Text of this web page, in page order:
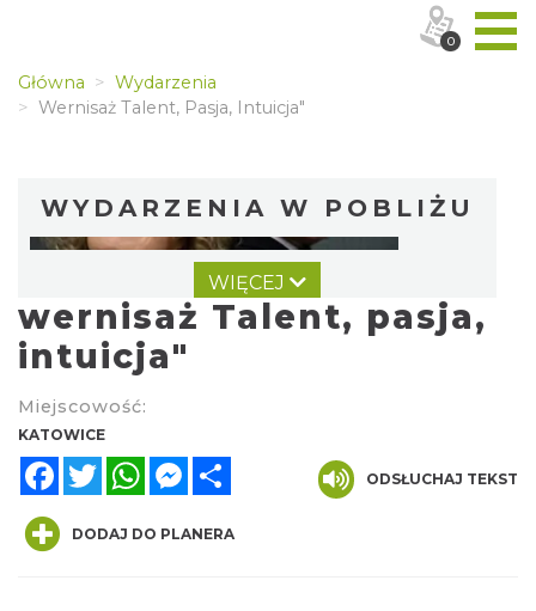
Główna
Wydarzenia
Wernisaż Talent, Pasja, Intuicja"
WYDARZENIA W POBLIŻU
Alicja Majewska & Włodzimierz Korcz &
Warsaw String Quartet - Jubileusz
Katowice
WIĘCEJ
wernisaż Talent, pasja,
intuicja"
Miejscowość:
KATOWICE
FacebookTwitterWhatsAppMessenger
ODSŁUCHAJ TEKST
DODAJ DO PLANERA
0